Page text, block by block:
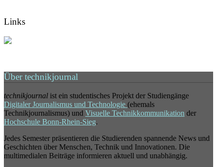
Links
Über technikjournal
technikjournal ist ein studentisches Projekt der Studiengänge
Digitaler Journalismus und Technologie (ehemals
Technikjournalismus) und Visuelle Technikkommunikation der
Hochschule Bonn-Rhein-Sieg.
Jedes Semester präsentieren die Studierenden spannende News und
Geschichten über Menschen, Technik und Innovationen. Die
multimedialen Beiträge informieren aktuell und unabhängig.